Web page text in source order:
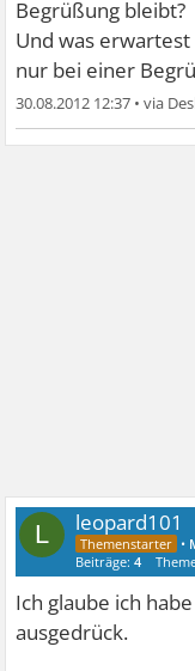
Begrüßung bleibt?
Und was
nur bei einer
30.08.2012 12:37 •
L leopard101
•
Beiträge:4
Ich glaube ich
ausgedrück.